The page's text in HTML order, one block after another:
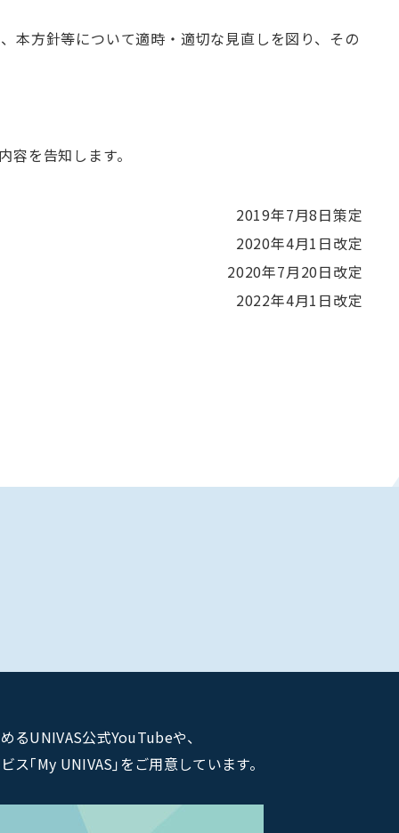
本方針等について適時・適切な見直しを図り、その
を告知します。
2019年7月8日策定
2020年4月1日改定
2020年7月20日改定
2022年4月1日改定
るUNIVAS公式YouTubeや、
｢My UNIVAS｣をご用意しています。